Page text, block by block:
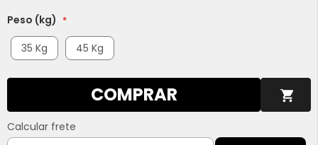
Peso (kg)
35 Kg
45 Kg
COMPRAR
Calcular frete